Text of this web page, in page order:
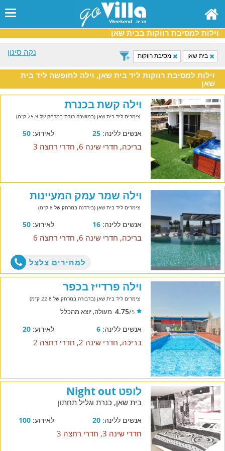
וילות למסיבת רווקות בבית שאן
נקה סינון
בית שאן מסיבת רווקות
וילות למסיבת רווקות ליד בית שאן, וילה לחופשה ליד בית
שאן
וילה קשת בכנרת
צימרים ליד בית שאן (במושבה כנרת במרחק של 25.9 ק"מ)
אנשים ללינה:25 לאירוע:50
בריכה, חדרי שינה 6, חדרי רחצה 3
וילה שמר עמק המעיינות
צימרים ליד בית שאן (בירדנה במרחק של 8 ק"מ)
אנשים ללינה:16 לאירוע:50
בריכה, חדרי שינה 6, חדרי רחצה 6
למחירים צלצל
וילה פרדייז בכפר
צימרים ליד בית שאן (בדבורה במרחק של 22.8 ק"מ)
5
/
4.75 מעולה, יוצא מהכלל
אנשים ללינה:6 לאירוע:20
בריכה, חדרי שינה 2, חדרי רחצה 2
לופט Night out
בית שאן, כנרת וגליל תחתון
אנשים ללינה:20 לאירוע:100
חדרי שינה 3, חדרי רחצה 3